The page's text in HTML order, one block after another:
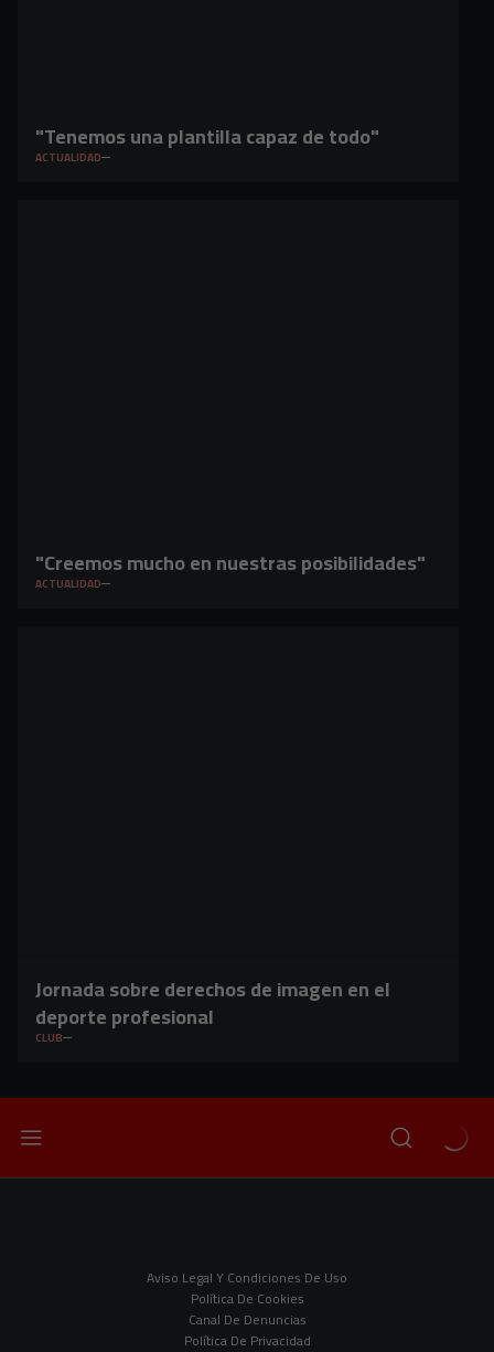
"Tenemos una plantilla capaz de todo"
ACTUALIDAD
"Creemos mucho en nuestras posibilidades"
ACTUALIDAD
Jornada sobre derechos de imagen en el
deporte profesional
CLUB
Aviso Legal Y Condiciones De Uso
Política De Cookies
Canal De Denuncias
Política De Privacidad